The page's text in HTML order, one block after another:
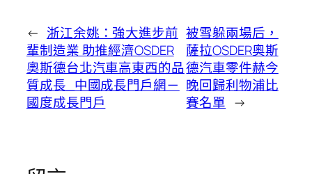
← 浙江余姚：強大進步前
輩制造業 助推經濟OSDER
奧斯德台北汽車高東西的品
質成長_中國成長門戶網－
國度成長門戶
被雪躲兩場后，
薩拉OSDER奧斯
德汽車零件赫今
晚回歸利物浦比
賽名單 →